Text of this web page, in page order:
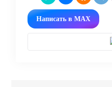
Написать в MAX